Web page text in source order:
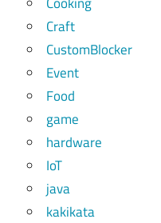
Craft
CustomBlocker
Event
Food
game
hardware
IoT
java
kakikata